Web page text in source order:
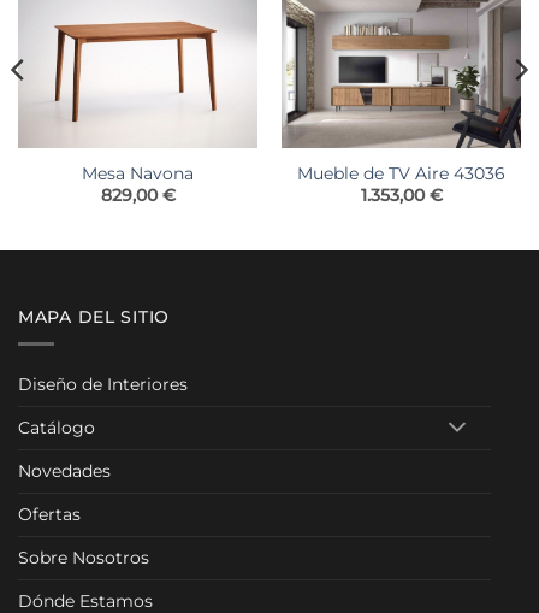
Mesa Navona
829,00€
Mueble de TV Aire 43036
1.353,00€
MAPA DEL SITIO
Diseño de Interiores
Catálogo
Novedades
Ofertas
Sobre Nosotros
Dónde Estamos